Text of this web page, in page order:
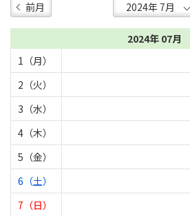
前月
2024年 07月
1（月）
2（火）
3（水）
4（木）
5（金）
6（土）
7（日）